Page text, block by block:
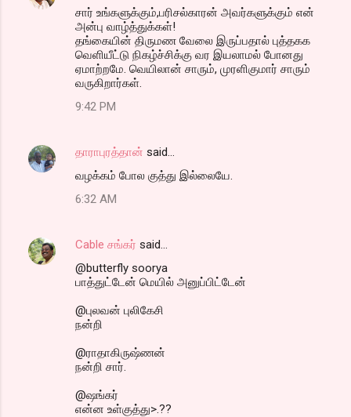
சார் உங்களுக்கும்,பரிசல்காரன் அவர்களுக்கும் என்
அன்பு வாழ்த்துக்கள்!
தங்கையின் திருமண வேலை இருப்பதால் புத்தகக
வெளியீட்டு நிகழ்ச்சிக்கு வர இயலாமல் போனது
ஏமாற்றமே. வெயிலான் சாரும், முரளிகுமார் சாரும்
வருகிறார்கள்.
9:42 PM
தாராபுரத்தான் said…
வழக்கம் போல குத்து இல்லையே.
6:32 AM
Cable சங்கர் said…
@butterfly soorya
பாத்துட்டேன் மெயில் அனுப்பிட்டேன்
@புலவன் புலிகேசி
நன்றி
@ராதாகிருஷ்ணன்
நன்றி சார்.
@ஷங்கர்
என்ன உள்குத்து>.??